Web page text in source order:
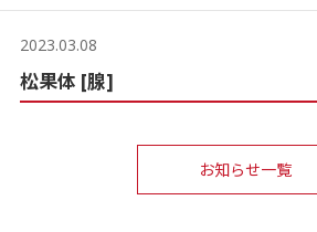
2023.03.08
松果体 [腺]
お知らせ一覧